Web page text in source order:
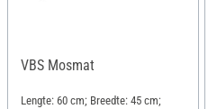
VBS Mosmat
Lengte: 60 cm; Breedte: 45 cm;